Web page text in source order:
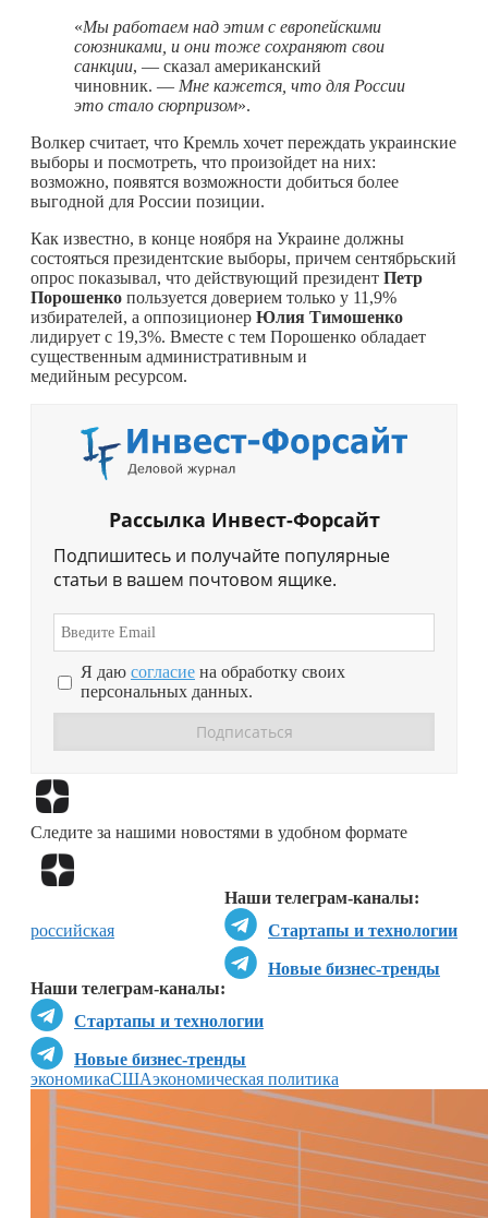
«Мы работаем над этим с европейскими
союзниками, и они тоже сохраняют свои
санкции, — сказал американский
чиновник. — Мне кажется, что для России
это стало сюрпризом».
Волкер считает, что Кремль хочет переждать украинские
выборы и посмотреть, что произойдет на них:
возможно, появятся возможности добиться более
выгодной для России позиции.
Как известно, в конце ноября на Украине должны
состояться президентские выборы, причем сентябрьский
опрос показывал, что действующий президент Петр
Порошенко пользуется доверием только у 11,9%
избирателей, а оппозиционер Юлия Тимошенко
лидирует с 19,3%. Вместе с тем Порошенко обладает
существенным административным и
медийным ресурсом.
Рассылка Инвест-Форсайт
Подпишитесь и получайте популярные
статьи в вашем почтовом ящике.
Я даю согласие на обработку своих
персональных данных.
Следите за нашими новостями в удобном формате
Наши телеграм-каналы:
Стартапы и технологии
Новые бизнес-тренды
Наши телеграм-каналы:
Стартапы и технологии
Новые бизнес-тренды
российская
экономикаСШАэкономическая политика